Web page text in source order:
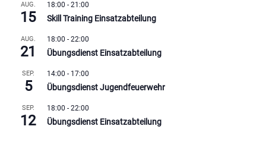
AUG.
15
18:00 - 21:00
Skill Training Einsatzabteilung
AUG.
21
18:00 - 22:00
Übungsdienst Einsatzabteilung
SEP.
5
14:00 - 17:00
Übungsdienst Jugendfeuerwehr
SEP.
12
18:00 - 22:00
Übungsdienst Einsatzabteilung